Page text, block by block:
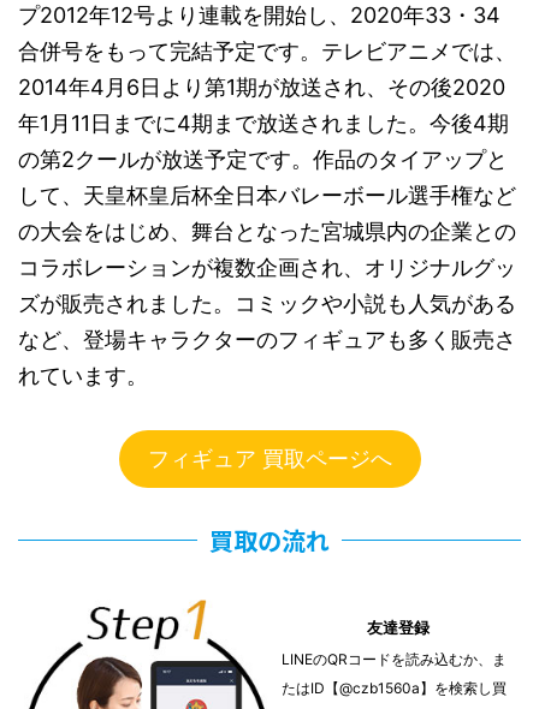
プ2012年12号より連載を開始し、2020年33・34
合併号をもって完結予定です。テレビアニメでは、
2014年4月6日より第1期が放送され、その後2020
年1月11日までに4期まで放送されました。今後4期
の第2クールが放送予定です。作品のタイアップと
して、天皇杯皇后杯全日本バレーボール選手権など
の大会をはじめ、舞台となった宮城県内の企業との
コラボレーションが複数企画され、オリジナルグッ
ズが販売されました。コミックや小説も人気がある
など、登場キャラクターのフィギュアも多く販売さ
れています。
フィギュア 買取ページへ
買取の流れ
友達登録
LINEのQRコードを読み込むか、ま
たはID【@czb1560a】を検索し買